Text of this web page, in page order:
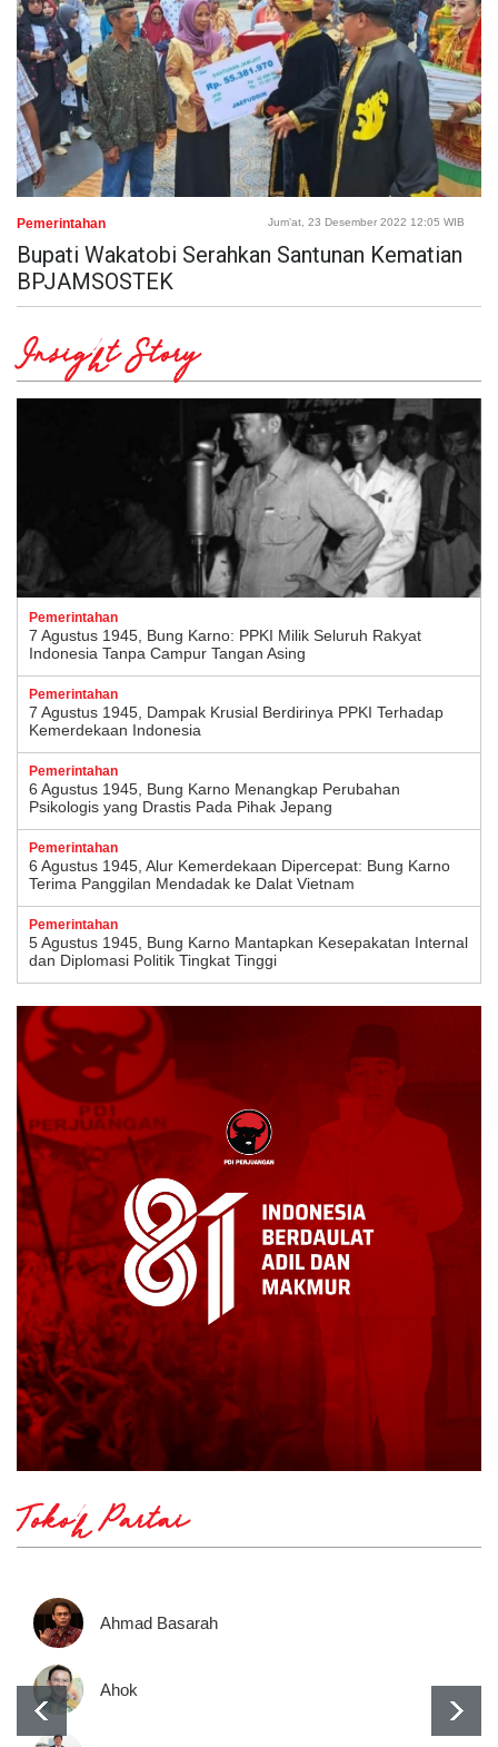
Pemerintahan Jum'at, 23 Desember 2022 12:05 WIB
Bupati Wakatobi Serahkan Santunan Kematian
BPJAMSOSTEK
Insight Story
Pemerintahan
7 Agustus 1945, Bung Karno: PPKI Milik Seluruh Rakyat
Indonesia Tanpa Campur Tangan Asing
Pemerintahan
7 Agustus 1945, Dampak Krusial Berdirinya PPKI Terhadap
Kemerdekaan Indonesia
Pemerintahan
6 Agustus 1945, Bung Karno Menangkap Perubahan
Psikologis yang Drastis Pada Pihak Jepang
Pemerintahan
6 Agustus 1945, Alur Kemerdekaan Dipercepat: Bung Karno
Terima Panggilan Mendadak ke Dalat Vietnam
Pemerintahan
5 Agustus 1945, Bung Karno Mantapkan Kesepakatan Internal
dan Diplomasi Politik Tingkat Tinggi
Tokoh Partai
Ahmad Basarah
Ahok